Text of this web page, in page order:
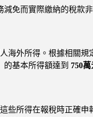
免而實際繳納的稅款
海外所得。根據相關
的基本所得額達到 750萬
些所得在報稅時正確申